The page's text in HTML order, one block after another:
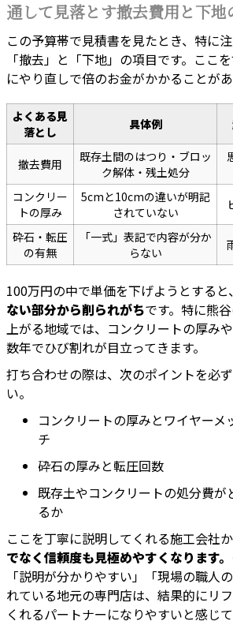
通して見落とす撤去費用と下地
この予算帯で見積書を見たとき、特に
「撤去」と「下地」の項目です。ここ
にやり直しで倍のお金がかかることがあ
よくある見
落とし
具体例
撤去費用
既存土間のはつり・ブロッ
ク解体・残土処分
コンクリー
トの厚み
5cmと10cmの違いが明記
されていない
砕石・転圧
の有無
「一式」表記で内容が分か
らない
100万円の中で単価を下げようとすると、
ない部分から削られがちです。特に熊
上がる地域では、コンクリートの厚みや
数年でひび割れが目立ってきます。
打ち合わせの際は、次のポイントを必
い。
コンクリートの厚みとワイヤーメ
チ
砕石の厚みと転圧回数
既存土やコンクリートの処分費が
るか
ここを丁寧に説明してくれる施工会社か
でなく信頼度も見極めやすくなります。
「説明が分かりやすい」「現場の職人
れている地元の専門店は、結果的にリ
くれるパートナーになりやすいと感じて